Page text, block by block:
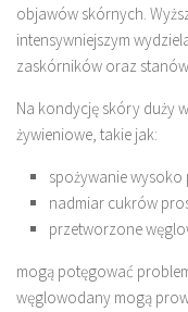
objawów skórnych.
intensywniejszym
zaskórników oraz
Na kondycję skóry duży
żywieniowe, takie jak:
spożywanie
nadmiar cukrów
przetworzone
mogą potęgować
węglowodany mogą